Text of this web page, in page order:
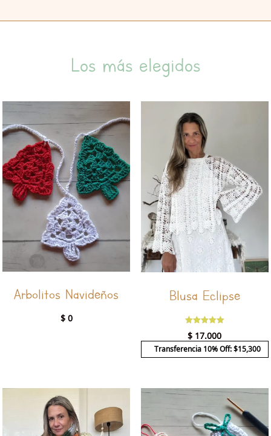
Los más elegidos
Arbolitos Navideños
$0
Blusa Eclipse
con
5.00
de 5
$ 17.000
Transferencia 10% Off: $15,300